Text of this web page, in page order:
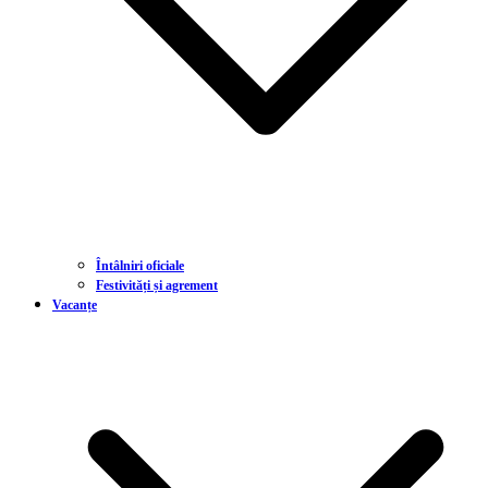
Întâlniri oficiale
Festivități și agrement
Vacanțe